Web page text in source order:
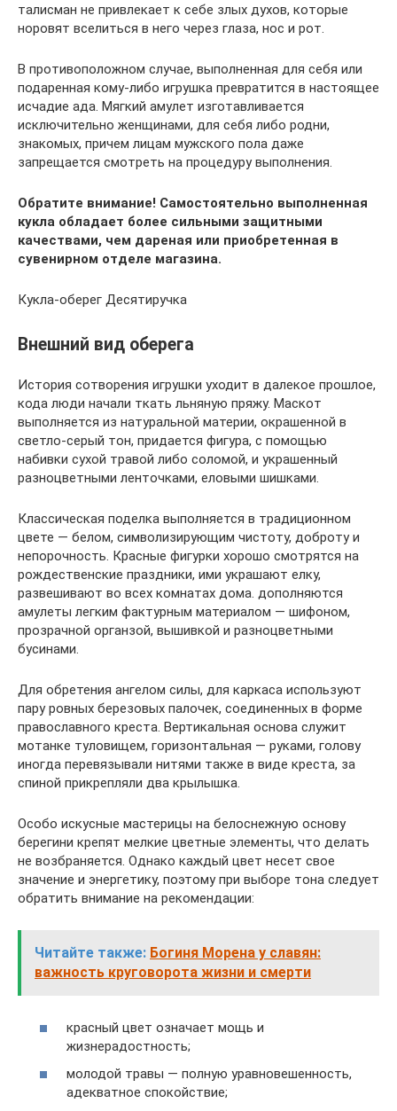
талисман не привлекает к себе злых духов, которые
норовят вселиться в него через глаза, нос и рот.
В противоположном случае, выполненная для себя или
подаренная кому-либо игрушка превратится в настоящее
исчадие ада. Мягкий амулет изготавливается
исключительно женщинами, для себя либо родни,
знакомых, причем лицам мужского пола даже
запрещается смотреть на процедуру выполнения.
Обратите внимание! Самостоятельно выполненная
кукла обладает более сильными защитными
качествами, чем дареная или приобретенная в
сувенирном отделе магазина.
Кукла-оберег Десятиручка
Внешний вид оберега
История сотворения игрушки уходит в далекое прошлое,
кода люди начали ткать льняную пряжу. Маскот
выполняется из натуральной материи, окрашенной в
светло-серый тон, придается фигура, с помощью
набивки сухой травой либо соломой, и украшенный
разноцветными ленточками, еловыми шишками.
Классическая поделка выполняется в традиционном
цвете ― белом, символизирующим чистоту, доброту и
непорочность. Красные фигурки хорошо смотрятся на
рождественские праздники, ими украшают елку,
развешивают во всех комнатах дома. дополняются
амулеты легким фактурным материалом ― шифоном,
прозрачной органзой, вышивкой и разноцветными
бусинами.
Для обретения ангелом силы, для каркаса используют
пару ровных березовых палочек, соединенных в форме
православного креста. Вертикальная основа служит
мотанке туловищем, горизонтальная ― руками, голову
иногда перевязывали нитями также в виде креста, за
спиной прикрепляли два крылышка.
Особо искусные мастерицы на белоснежную основу
берегини крепят мелкие цветные элементы, что делать
не возбраняется. Однако каждый цвет несет свое
значение и энергетику, поэтому при выборе тона следует
обратить внимание на рекомендации:
Читайте также: Богиня Морена у славян:
важность круговорота жизни и смерти
красный цвет означает мощь и
жизнерадостность;
молодой травы ― полную уравновешенность,
адекватное спокойствие;